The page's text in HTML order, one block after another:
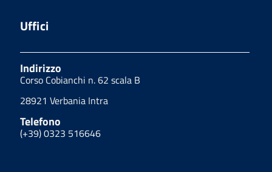
Uffici
Indirizzo
Corso Cobianchi n. 62 scala B
28921 Verbania Intra
Telefono
(+39) 0323 516646